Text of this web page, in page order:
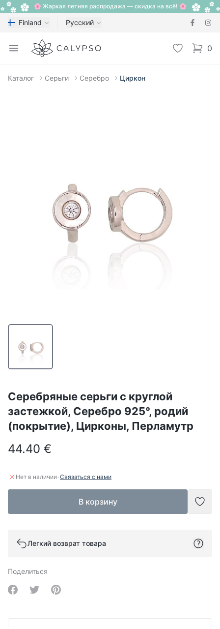
🌸 Жаркая летняя распродажа — скидка на всё! 🌸
Finland Русский
Open menu
Calypso Избранное
0
items
Каталог Серьги Серебро Циркон
Серебряные серьги с круглой
застежкой, Серебро 925°, родий
(покрытие), Цирконы, Перламутр
44.40 €
Нет в наличии·Связаться с нами
В корзину
Легкий возврат товара
Поделиться
Share on Facebook
Share on Twitter
Share on Pinterest